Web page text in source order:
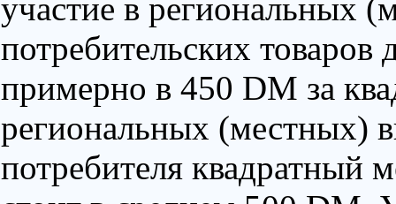
участие в региональных
потребительских товаров
примерно в 450 DM за
региональных (местных)
потребителя квадратный